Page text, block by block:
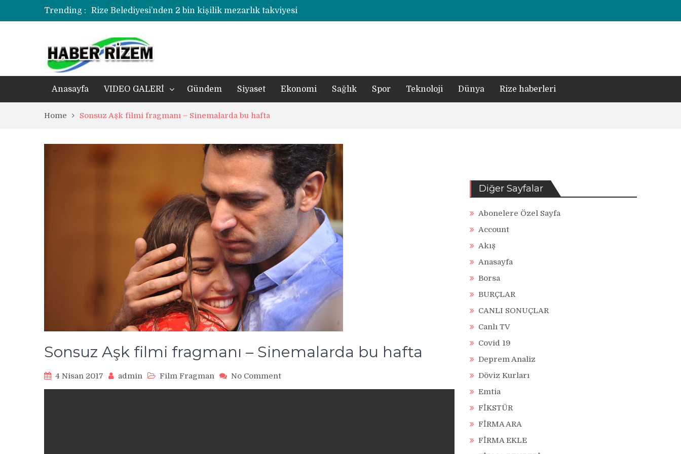
Trending :
Rize Belediyesi’nden 2 bin kişilik mezarlık takviyesi
Rize’de otizmli öğrencilerin eğitim gördüğü ahşap hobi atölyesine çarpan araç hasara neden oldu
Üzerine kale direği düşen minik futbolcu yiğit böyle uğurlandı
Rize’de uyuşturucu operasyonunda 1 şüpheli tutuklandı
Anasayfa VIDEO GALERİ Gündem Siyaset Ekonomi Sağlık Spor Teknoloji Dünya Rize haberleri
Home Sonsuz Aşk filmi fragmanı – Sinemalarda bu hafta
Sonsuz Aşk filmi fragmanı – Sinemalarda bu hafta
4 Nisan 2017 admin Film Fragman No Commenton
Diğer Sayfalar
Abonelere Özel Sayfa
Account
Akış
Anasayfa
Borsa
BURÇLAR
CANLI SONUÇLAR
Canlı TV
Covid 19
Deprem Analiz
Döviz Kurları
Emtia
FİKSTÜR
FİRMA ARA
FİRMA EKLE